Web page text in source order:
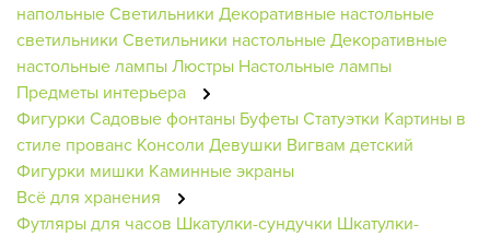
напольныеСветильники Декоративные настольные
светильники Светильники настольныеДекоративные
настольные лампыЛюстры Настольные лампы
Предметы интерьера
Фигурки Садовые фонтаны БуфетыСтатуэтки Картины в
стиле прованс Консоли Девушки Вигвам детский
Фигурки мишки Каминные экраны
Всё для хранения
Футляры для часов Шкатулки-сундучки Шкатулки-